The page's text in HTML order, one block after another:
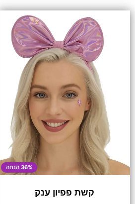
36% הנחה
קשת פפיון ענק